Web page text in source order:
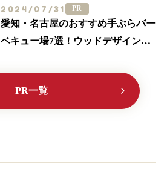
2024/07/31 PR
愛知・名古屋のおすすめ手ぶらバー
ベキュー場7選！ウッドデザインパ
PR一覧